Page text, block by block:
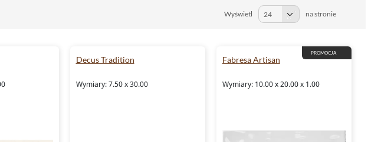
Wyświetl na stronie
Decus Tradition
Wymiary: 7.50 x 30.00
PROMOCJA
Fabresa Artisan
Wymiary: 10.00 x 20.00 x 1.00